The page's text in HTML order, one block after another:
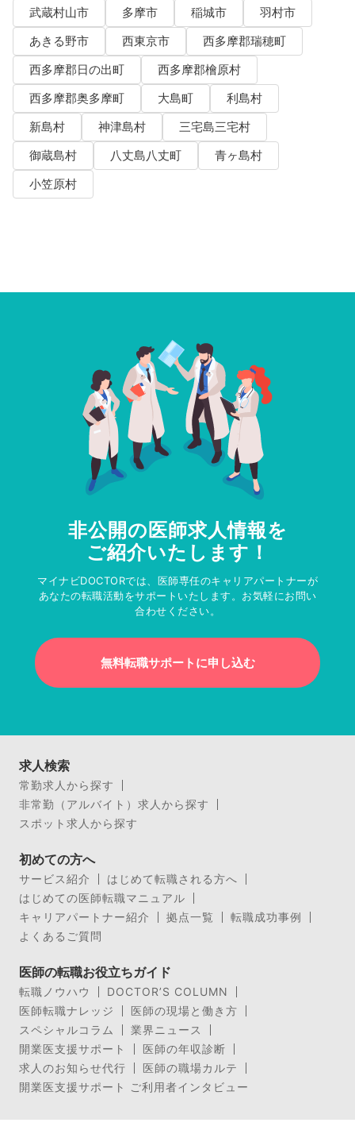
武蔵村山市
多摩市 稲城市
羽村市
あきる野市
西東京市
西多摩郡瑞穂町
西多摩郡日の出町
西多摩郡檜原村
西多摩郡奥多摩町
大島町
利島村
新島村
神津島村
三宅島三宅村
御蔵島村
八丈島八丈町
青ヶ島村
小笠原村
非公開の医師求人情報を
ご紹介いたします！
マイナビDOCTORでは、医師専任のキャリアパートナーが
あなたの転職活動をサポートいたします。お気軽にお問い
合わせください。
無料転職サポートに申し込む
求人検索
常勤求人から探す
非常勤（アルバイト）求人から探す
スポット求人から探す
初めての方へ
サービス紹介
はじめて転職される方へ
はじめての医師転職マニュアル
キャリアパートナー紹介
拠点一覧
転職成功事例
よくあるご質問
医師の転職お役立ちガイド
転職ノウハウ
DOCTOR’S COLUMN
医師転職ナレッジ
医師の現場と働き方
スペシャルコラム
業界ニュース
開業医支援サポート
医師の年収診断
求人のお知らせ代行
医師の職場カルテ
開業医支援サポート ご利用者インタビュー